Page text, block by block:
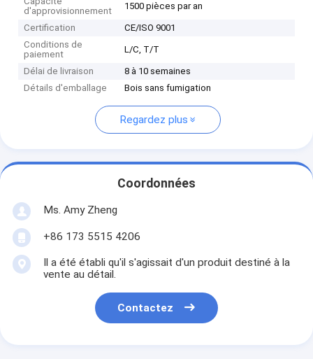
d'approvisionnement
1500 pièces par an
Certification
CE/ISO 9001
Conditions de
paiement
L/C, T/T
Délai de livraison
8 à 10 semaines
Détails d'emballage
Bois sans fumigation
Regardez plus
Coordonnées
Ms. Amy Zheng
+86 173 5515 4206
Il a été établi qu'il s'agissait d'un produit destiné à la
vente au détail.
Contactez